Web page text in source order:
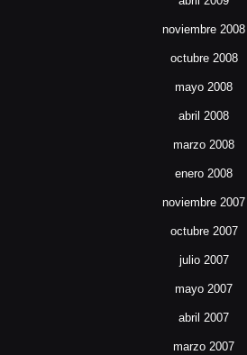
noviembre 2008
octubre 2008
mayo 2008
abril 2008
marzo 2008
enero 2008
noviembre 2007
octubre 2007
julio 2007
mayo 2007
abril 2007
marzo 2007